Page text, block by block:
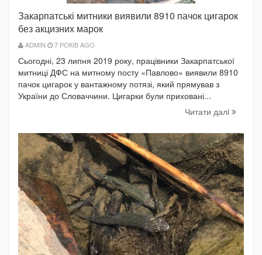
Закарпатські митники виявили 8910 пачок цигарок
без акцизних марок
ADMIN 7 РОКІВ AGO
Сьогодні, 23 липня 2019 року, працівники Закарпатської
митниці ДФС на митному посту «Павлово» виявили 8910
пачок цигарок у вантажному потязі, який прямував з
України до Словаччини. Цигарки були приховані...
Читати далi